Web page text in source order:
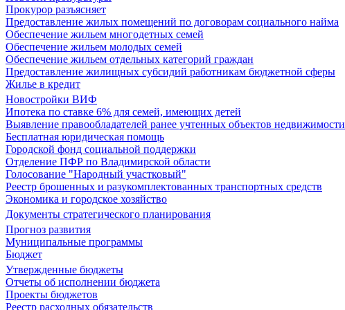
Прокурор разъясняет
Предоставление жилых помещений по договорам социального найма
Обеспечение жильем многодетных семей
Обеспечение жильем молодых семей
Обеспечение жильем отдельных категорий граждан
Предоставление жилищных субсидий работникам бюджетной сферы
Жилье в кредит
Новостройки ВИФ
Ипотека по ставке 6% для семей, имеющих детей
Выявление правообладателей ранее учтенных объектов недвижимости
Бесплатная юридическая помощь
Городской фонд социальной поддержки
Отделение ПФР по Владимирской области
Голосование "Народный участковый"
Реестр брошенных и разукомплектованных транспортных средств
Экономика и городское хозяйство
Документы стратегического планирования
Прогноз развития
Муниципальные программы
Бюджет
Утвержденные бюджеты
Отчеты об исполнении бюджета
Проекты бюджетов
Реестр расходных обязательств